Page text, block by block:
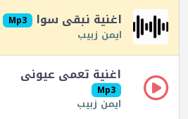
اغنية نبقى سوا Mp3
ايمن زبيب
اغنية تعمى عيونى
Mp3
ايمن زبيب